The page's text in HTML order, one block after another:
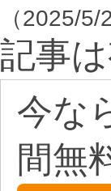
（2025/5/
記事
今な
間無